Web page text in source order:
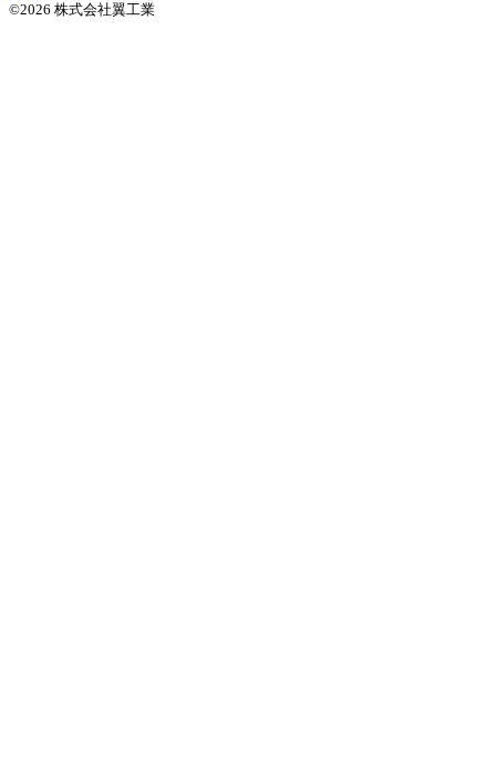
©2026 株式会社翼工業